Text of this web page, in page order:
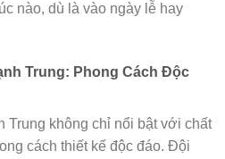
nào, dù là vào ngày lễ hay
Trung: Phong Cách Độc
Trung không chỉ nổi bật với chất
cách thiết kế độc đáo. Đội